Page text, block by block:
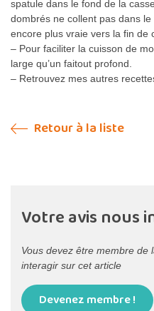
spatule dans le fond de la
dombrés ne collent pas dans
encore plus vraie vers la fin de
– Pour faciliter la cuisson de
large qu’un faitout profond.
– Retrouvez mes autres
Retour à la liste
Votre avis nous
Vous devez être membre de
interagir sur cet article
Devenez membre !